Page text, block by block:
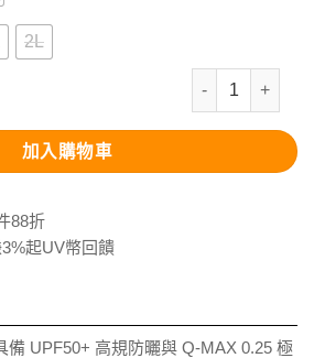
2L
抗UV-Suptex
加入購物車
88折
3%起UV幣回饋
備 UPF50+ 高規防曬與 Q-MAX 0.25 極